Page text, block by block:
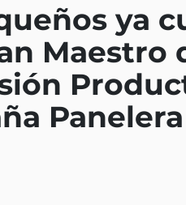
ya
Maestro
Panelera